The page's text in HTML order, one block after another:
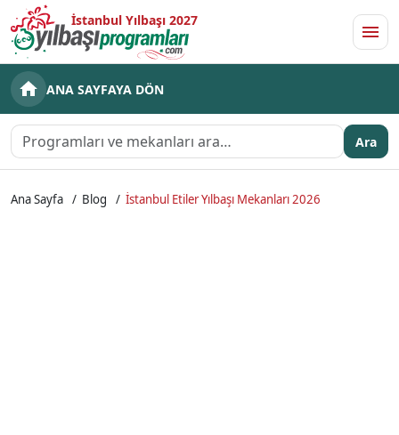
İstanbul Yılbaşı 2027
ANA SAYFAYA DÖN
Ara
Ana Sayfa Blog İstanbul Etiler Yılbaşı Mekanları 2026